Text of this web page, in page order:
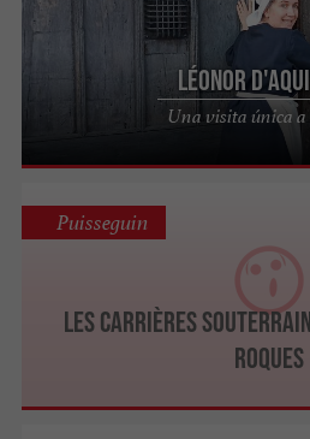
Léonor
Una visita única
Les carrières
Roques
Puisseguin